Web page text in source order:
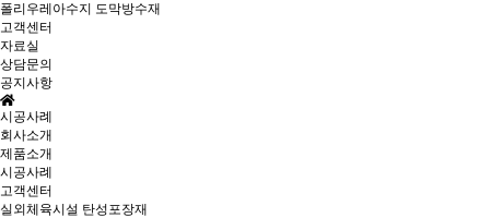
폴리우레아수지 도막방수재
고객센터
자료실
상담문의
공지사항
시공사례
회사소개
제품소개
시공사례
고객센터
실외체육시설 탄성포장재